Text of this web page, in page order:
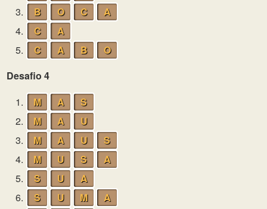
3.
B O C
A
4.
C
A
5.
C A B
O
Desafio 4
1.
M A
S
2.
M A
U
3.
M A U
S
4.
M U S
A
5.
S U
A
6.
S U M
A